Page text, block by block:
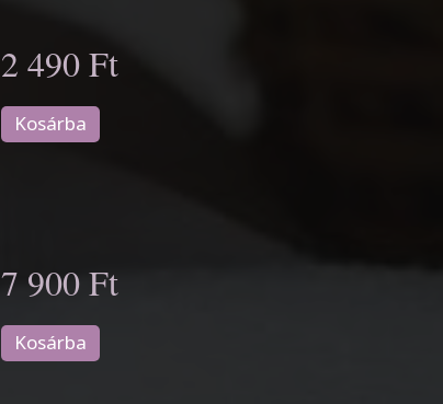
2 490 Ft
Kosárba
7 900 Ft
Kosárba